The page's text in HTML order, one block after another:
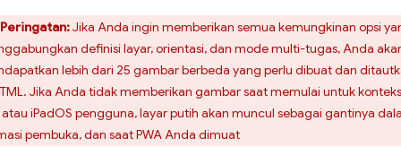
Peringatan:Jika Anda ingin memberikan semua kemungkinan opsi
definisi layar, orientasi, dan mode multi-tugas, Anda
lebih dari 25 gambar berbeda yang perlu dibuat dan
Jika Anda tidak memberikan gambar saat memulai untuk konteks
atau iPadOS pengguna, layar putih akan muncul sebagai gantinya
pembuka, dan saat PWA Anda dimuat